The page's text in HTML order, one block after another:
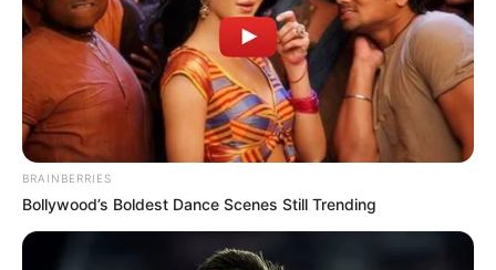
BRAINBERRIES
Bollywood’s Boldest Dance Scenes Still Trending